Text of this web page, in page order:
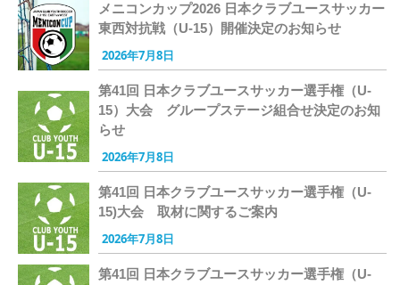
メニコンカップ2026 日本クラブユースサッカー
東西対抗戦（U-15）開催決定のお知らせ
2026年7月8日
第41回 日本クラブユースサッカー選手権（U-
15）大会 グループステージ組合せ決定のお知
らせ
2026年7月8日
第41回 日本クラブユースサッカー選手権（U-
15)大会 取材に関するご案内
2026年7月8日
第41回 日本クラブユースサッカー選手権（U-